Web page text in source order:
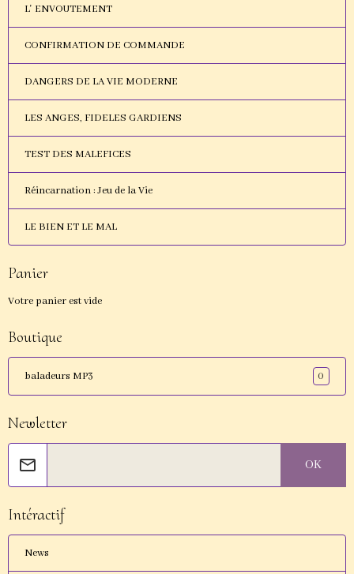
L' ENVOUTEMENT
CONFIRMATION DE COMMANDE
DANGERS DE LA VIE MODERNE
LES ANGES, FIDELES GARDIENS
TEST DES MALEFICES
Réincarnation : Jeu de la Vie
LE BIEN ET LE MAL
Panier
Votre panier est vide
Boutique
baladeurs MP3 0
Newletter
OK
Intéractif
News